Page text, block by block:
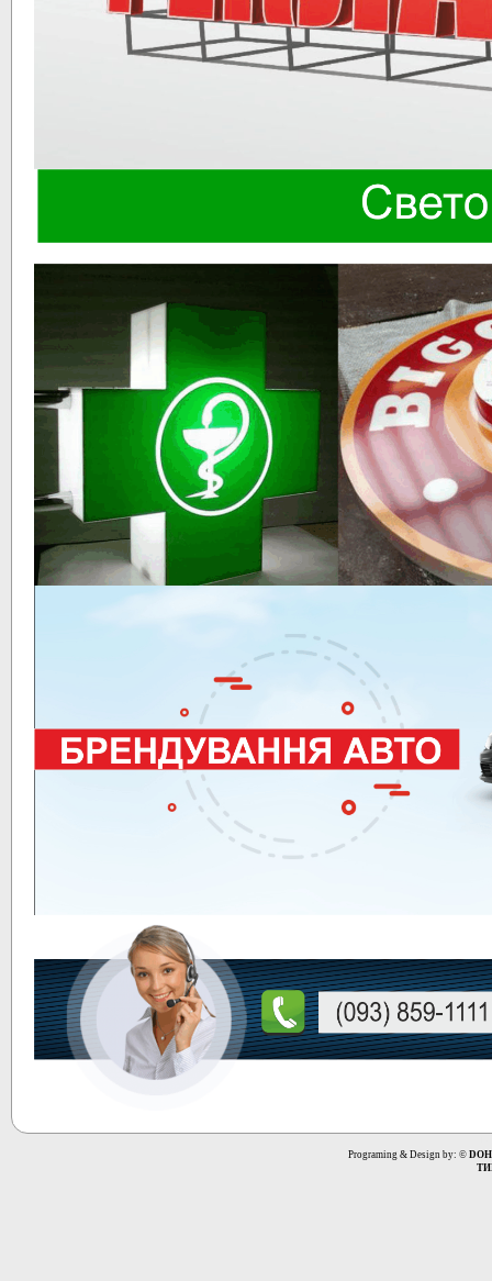
Programing & Design by: ©